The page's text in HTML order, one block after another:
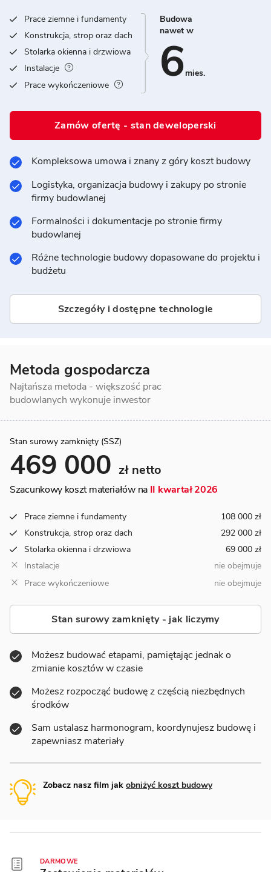
Metoda gospodarcza
Najtańsza metoda - większość prac
budowlanych wykonuje inwestor
Stan surowy zamknięty (SSZ)
469 000 zł netto
Szacunkowy koszt materiałów na II kwartał 2026
Prace ziemne i fundamenty
108 000 zł
Konstrukcja, strop oraz dach
292 000 zł
Stolarka okienna i drzwiowa
69 000 zł
Instalacje
nie obejmuje
Prace wykończeniowe
nie obejmuje
Stan surowy zamknięty - jak liczymy
Możesz budować etapami, pamiętając jednak o
zmianie kosztów w czasie
Możesz rozpocząć budowę z częścią niezbędnych
środków
Sam ustalasz harmonogram, koordynujesz budowę i
zapewniasz materiały
Zobacz nasz film jak obniżyć koszt budowy
Prace ziemne i fundamenty
Konstrukcja, strop oraz dach
Stolarka okienna i drzwiowa
Instalacje
Prace wykończeniowe
Budowa
nawet w
6 mies.
Zamów ofertę - stan deweloperski
Kompleksowa umowa i znany z góry koszt budowy
Logistyka, organizacja budowy i zakupy po stronie
firmy budowlanej
Formalności i dokumentacje po stronie firmy
budowlanej
Różne technologie budowy dopasowane do projektu i
budżetu
Szczegóły i dostępne technologie
DARMOWE